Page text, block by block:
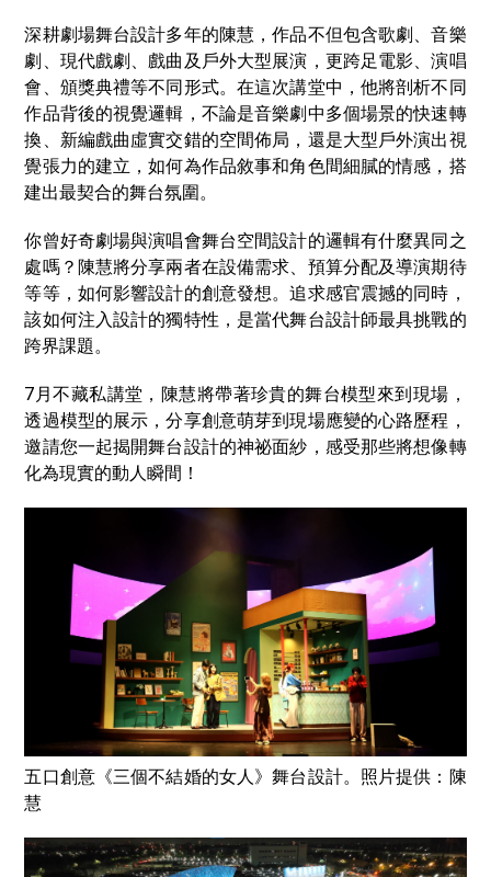
深耕劇場舞台設計多年的陳慧，作品不但包含歌劇、音樂
劇、現代戲劇、戲曲及戶外大型展演，更跨足電影、演唱
會、頒獎典禮等不同形式。在這次講堂中，他將剖析不同
作品背後的視覺邏輯，不論是音樂劇中多個場景的快速轉
換、新編戲曲虛實交錯的空間佈局，還是大型戶外演出視
覺張力的建立，如何為作品敘事和角色間細膩的情感，搭
建出最契合的舞台氛圍。
你曾好奇劇場與演唱會舞台空間設計的邏輯有什麼異同之
處嗎？陳慧將分享兩者在設備需求、預算分配及導演期待
等等，如何影響設計的創意發想。追求感官震撼的同時，
該如何注入設計的獨特性，是當代舞台設計師最具挑戰的
跨界課題。
7月不藏私講堂，陳慧將帶著珍貴的舞台模型來到現場，
透過模型的展示，分享創意萌芽到現場應變的心路歷程，
邀請您一起揭開舞台設計的神祕面紗，感受那些將想像轉
化為現實的動人瞬間！
五口創意《三個不結婚的女人》舞台設計。照片提供：陳
慧